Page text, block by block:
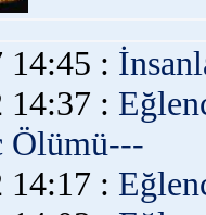
14:45 :
14:37 :
Ölümü---
14:17 :